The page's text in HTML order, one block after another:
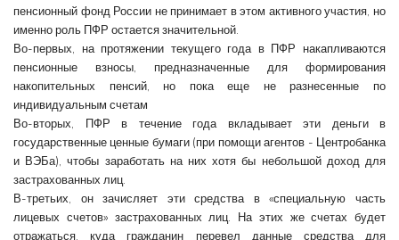
пенсионный фонд России не принимает в этом активного участия, но
именно роль ПФР остается значительной.
Во-первых, на протяжении текущего года в ПФР накапливаются
пенсионные взносы, предназначенные для формирования
накопительных пенсий, но пока еще не разнесенные по
индивидуальным счетам
Во-вторых, ПФР в течение года вкладывает эти деньги в
государственные ценные бумаги (при помощи агентов - Центробанка
и ВЭБа), чтобы заработать на них хотя бы небольшой доход для
застрахованных лиц.
В-третьих, он зачисляет эти средства в «специальную часть
лицевых счетов» застрахованных лиц. На этих же счетах будет
отражаться, куда гражданин перевел данные средства для